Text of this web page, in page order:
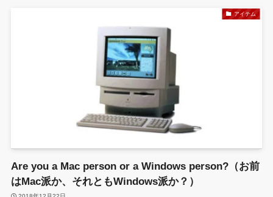
アイテム
Are you a Mac person or a Windows person?（お前
はMac派か、それともWindows派か？）